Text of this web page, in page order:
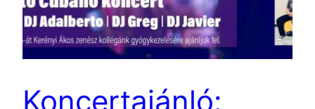
Koncertajánló: